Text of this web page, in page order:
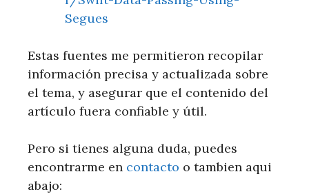
Segues
Estas fuentes me permitieron recopilar
información precisa y actualizada sobre
el tema, y asegurar que el contenido del
artículo fuera confiable y útil.
Pero si tienes alguna duda, puedes
encontrarme en contacto o tambien aqui
abajo: